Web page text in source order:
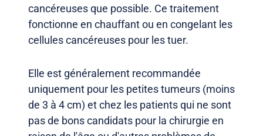
cancéreuses que possible. Ce traitement
fonctionne en chauffant ou en congelant les
cellules cancéreuses pour les tuer.
Elle est généralement recommandée
uniquement pour les petites tumeurs (moins
de 3 à 4 cm) et chez les patients qui ne sont
pas de bons candidats pour la chirurgie en